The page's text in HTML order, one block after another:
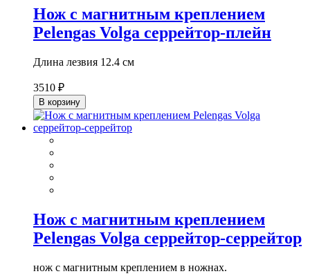
Нож с магнитным креплением
Pelengas Volga серрейтор-плейн
Длина лезвия 12.4 см
3510 ₽
В корзину
Нож с магнитным креплением
Pelengas Volga серрейтор-серрейтор
нож с магнитным креплением в ножнах.